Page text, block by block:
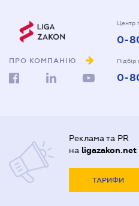
ПРО КОМПАНІЮ
Центр
0-
Підбір
0-
Реклама та PR
на ligazakon.net
ТАРИФИ